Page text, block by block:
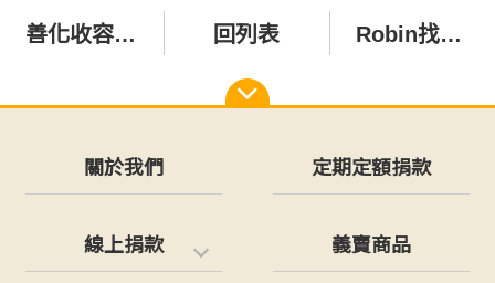
善化收容所救援的Cathy 找到幸福的家了🎉🎉❤️ 回列表 Robin找到幸福的家囉🎉🎉❤️
關於我們 定期定額捐款
線上捐款 義賣商品